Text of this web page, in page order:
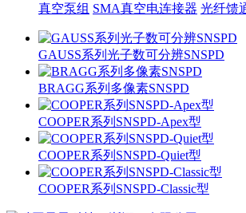
真空泵组 SMA真空电连接器 光纤馈
GAUSS系列光子数可分辨SNSPD
BRAGG系列多像素SNSPD
COOPER系列SNSPD-Apex型
COOPER系列SNSPD-Quiet型
COOPER系列SNSPD-Classic型